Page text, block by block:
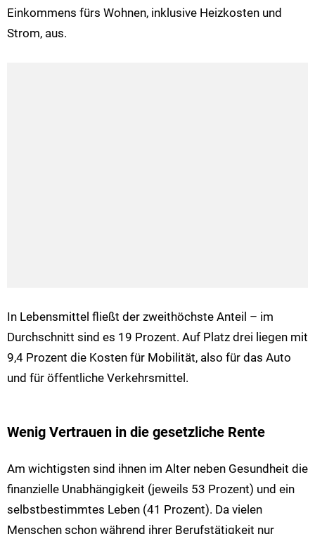
Einkommens fürs Wohnen, inklusive Heizkosten und
Strom, aus.
In Lebensmittel fließt der zweithöchste Anteil – im
Durchschnitt sind es 19 Prozent. Auf Platz drei liegen mit
9,4 Prozent die Kosten für Mobilität, also für das Auto
und für öffentliche Verkehrsmittel.
Wenig Vertrauen in die gesetzliche Rente
Am wichtigsten sind ihnen im Alter neben Gesundheit die
finanzielle Unabhängigkeit (jeweils 53 Prozent) und ein
selbstbestimmtes Leben (41 Prozent). Da vielen
Menschen schon während ihrer Berufstätigkeit nur